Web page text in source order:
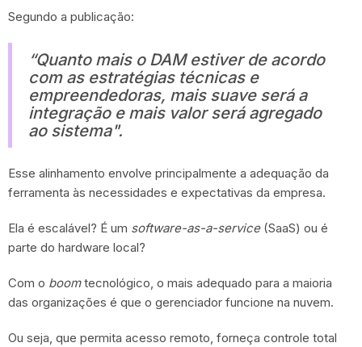
Segundo a publicação:
“Quanto mais o DAM estiver de acordo
com as estratégias técnicas e
empreendedoras, mais suave será a
integração e mais valor será agregado
ao sistema".
Esse alinhamento envolve principalmente a adequação da
ferramenta às necessidades e expectativas da empresa.
Ela é escalável? É um software-as-a-service(SaaS) ou é
parte do hardware local?
Com o boomtecnológico, o mais adequado para a maioria
das organizações é que o gerenciador funcione na nuvem.
Ou seja, que permita acesso remoto, forneça controle total